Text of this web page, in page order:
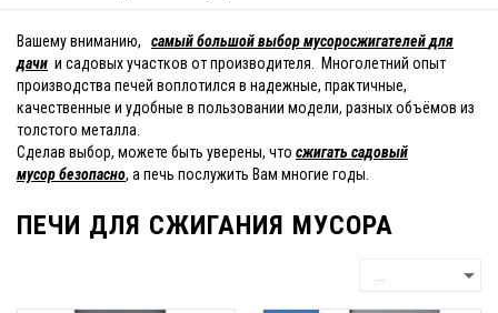
Вашему вниманию, самый большой выбор мусоросжигателейдля
дачи и садовых участков от производителя. Многолетний опыт
производства печей воплотился в надежные, практичные,
качественные и удобные в пользовании модели, разных объёмов из
толстого металла.
Сделав выбор, можете быть уверены, что сжигать садовый
мусор безопасно, а печь послужить Вам многие годы.
ПЕЧИ ДЛЯ СЖИГАНИЯ МУСОРА